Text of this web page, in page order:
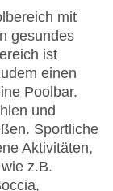
mit
gesundes
ist
einen
Poolbar.
und
Sportliche
Aktivitäten,
z.B.